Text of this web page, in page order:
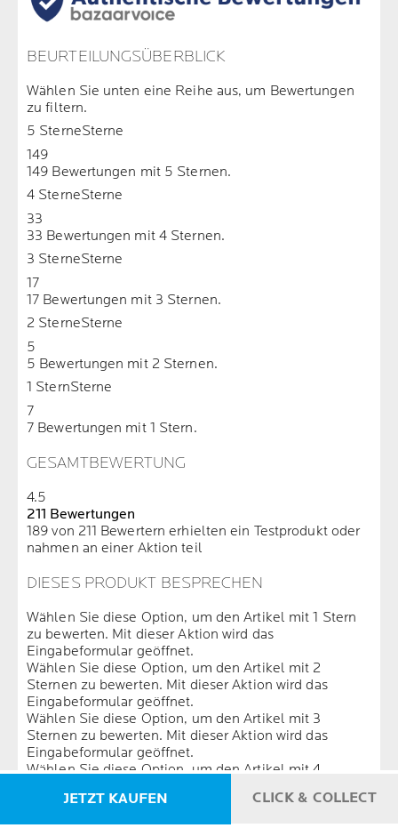
BEURTEILUNGSÜBERBLICK
Wählen Sie unten eine Reihe aus, um Bewertungen
zu filtern.
5 SterneSterne
149
149 Bewertungen mit 5 Sternen.
4 SterneSterne
33
33 Bewertungen mit 4 Sternen.
3 SterneSterne
17
17 Bewertungen mit 3 Sternen.
2 SterneSterne
5
5 Bewertungen mit 2 Sternen.
1 SternSterne
7
7 Bewertungen mit 1 Stern.
GESAMTBEWERTUNG
4.5
211 Bewertungen
189 von 211 Bewertern erhielten ein Testprodukt oder
nahmen an einer Aktion teil
DIESES PRODUKT BESPRECHEN
Wählen Sie diese Option, um den Artikel mit 1 Stern
zu bewerten. Mit dieser Aktion wird das
Eingabeformular geöffnet.
Wählen Sie diese Option, um den Artikel mit 2
Sternen zu bewerten. Mit dieser Aktion wird das
Eingabeformular geöffnet.
Wählen Sie diese Option, um den Artikel mit 3
Sternen zu bewerten. Mit dieser Aktion wird das
Eingabeformular geöffnet.
Wählen Sie diese Option, um den Artikel mit 4
Eingabeformular geöffnet.
Wählen Sie diese Option, um den Artikel mit 5
JETZT KAUFEN CLICK & COLLECT